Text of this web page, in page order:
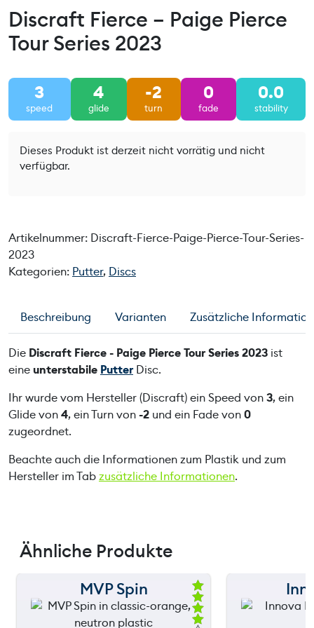
Discraft Fierce – Paige Pierce
Tour Series 2023
3
speed
4
glide
-2
turn
0
fade
0.0
stability
Dieses Produkt ist derzeit nicht vorrätig und nicht
verfügbar.
Artikelnummer: Discraft-Fierce-Paige-Pierce-Tour-Series-
2023
Kategorien: Putter, Discs
Beschreibung Varianten Zusätzliche
Die Discraft Fierce - Paige Pierce Tour Series 2023 ist
eine unterstabile PutterDisc.
Ihr wurde vom Hersteller (Discraft) ein Speed von3, ein
Glide von4, ein Turn von-2 und ein Fade von0
zugeordnet.
Beachte auch die Informationen zum Plastik und zum
Hersteller im Tabzusätzliche Informationen.
Ähnliche Produkte
MVP Spin
Be
we
rte